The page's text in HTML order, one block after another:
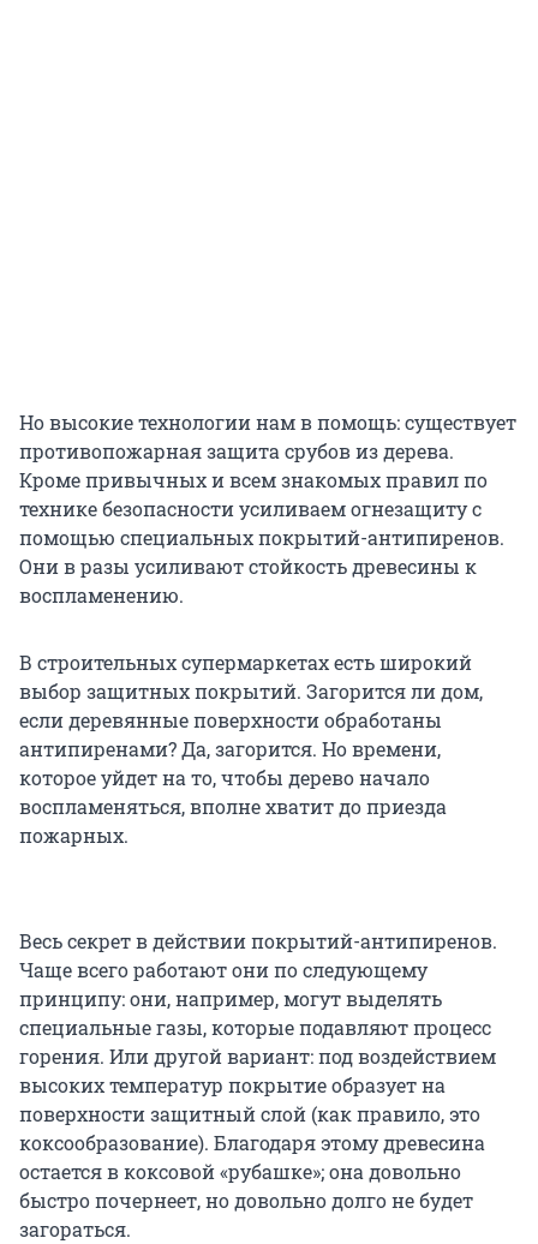
Но высокие технологии нам в помощь: существует
противопожарная защита срубов из дерева.
Кроме привычных и всем знакомых правил по
технике безопасности усиливаем огнезащиту с
помощью специальных покрытий-антипиренов.
Они в разы усиливают стойкость древесины к
воспламенению.
В строительных супермаркетах есть широкий
выбор защитных покрытий. Загорится ли дом,
если деревянные поверхности обработаны
антипиренами? Да, загорится. Но времени,
которое уйдет на то, чтобы дерево начало
воспламеняться, вполне хватит до приезда
пожарных.
Весь секрет в действии покрытий-антипиренов.
Чаще всего работают они по следующему
принципу: они, например, могут выделять
специальные газы, которые подавляют процесс
горения. Или другой вариант: под воздействием
высоких температур покрытие образует на
поверхности защитный слой (как правило, это
коксообразование). Благодаря этому древесина
остается в коксовой «рубашке»; она довольно
быстро почернеет, но довольно долго не будет
загораться.